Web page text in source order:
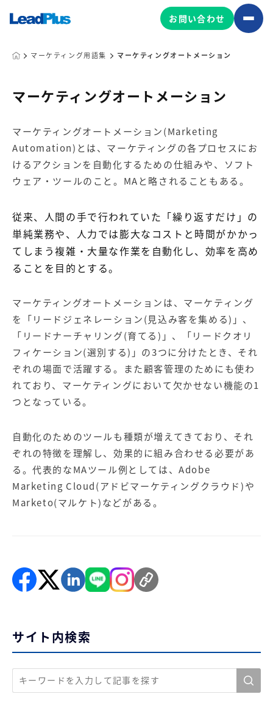
Web制作
マーケティングコンサルティング
コンテンツ制作
マーケティング基盤の製品
Leadplus One MyFolio
ボード
マーケティングサービスの製品
【店舗型ビジネス向け】エリ
マーケティングサービス
サービス
【IT企業向け】マーケティン
グ
サービス
SNSアカウント運用代行サー
ビス（LINE）
広告プロモーションの製品
【クリニック向け】新規集患
【塾・個別塾業界向け】新規
集客Web広告パッケージ
サイトアクセス増加パッケー
ジ
商圏ねらいうちパッケージ 求人パッケージ
お問い合わせ
マーケティング用語集 マーケティングオートメーション
マーケティングオートメーション
マーケティングオートメーション(Marketing
Automation)とは、マーケティングの各プロセスにお
けるアクションを自動化するための仕組みや、ソフト
ウェア・ツールのこと。MAと略されることもある。
従来、人間の手で行われていた「繰り返すだけ」の
単純業務や、人力では膨大なコストと時間がかかっ
てしまう複雑・大量な作業を自動化し、効率を高め
ることを目的とする。
マーケティングオートメーションは、マーケティング
を「リードジェネレーション(見込み客を集める)」、
「リードナーチャリング(育てる)」、「リードクオリ
フィケーション(選別する)」の3つに分けたとき、それ
ぞれの場面で活躍する。また顧客管理のためにも使わ
れており、マーケティングにおいて欠かせない機能の1
つとなっている。
自動化のためのツールも種類が増えてきており、それ
ぞれの特徴を理解し、効果的に組み合わせる必要があ
る。代表的なMAツール例としては、Adobe
Marketing Cloud(アドビマーケティングクラウド)や
Marketo(マルケト)などがある。
サイト内検索